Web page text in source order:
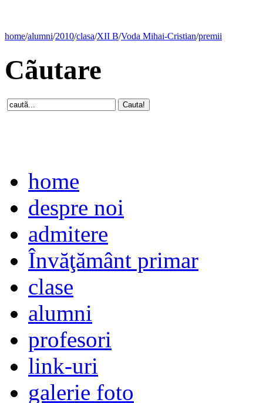
home/alumni/2010/clasa/XII B/Voda Mihai-Cristian/premii
Cãutare
home
despre noi
admitere
Învăţământ primar
clase
alumni
profesori
link-uri
galerie foto